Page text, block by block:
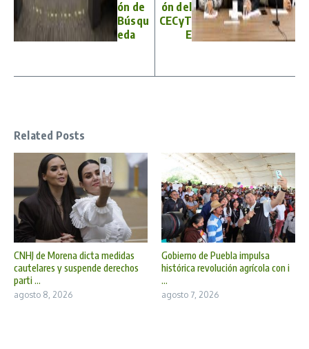
ón de
Búsqu
eda
ón del
CECyT
E
Related Posts
CNHJ de Morena dicta medidas
cautelares y suspende derechos
parti ...
agosto 8, 2026
Gobierno de Puebla impulsa
histórica revolución agrícola con i
...
agosto 7, 2026